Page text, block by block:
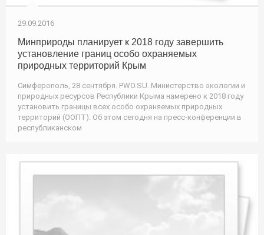
29.09.2016
Минприроды планирует к 2018 году завершить
установление границ особо охраняемых
природных территорий Крым
Симферополь, 28 сентября. PWO.SU. Министерство экологии и
природных ресурсов Республики Крыма намерено к 2018 году
установить границы всех особо охраняемых природных
территорий (ООПТ). Об этом сегодня на пресс-конференции в
республиканском